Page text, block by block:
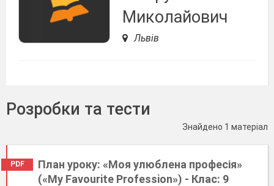
Миколайович
Львів
Розробки та тести
Знайдено 1 матеріал
PDF
План уроку: «Моя улюблена професія»
(«My Favourite Profession») - Клас: 9